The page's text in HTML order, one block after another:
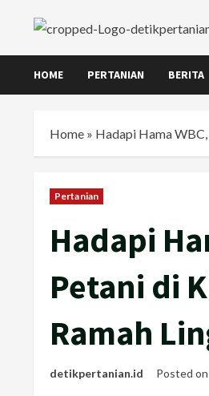
content
HOME PERTANIAN BERITA
Home » Hadapi Hama
Pertanian
Hadapi
Petani di
Ramah
detikpertanian.id Posted